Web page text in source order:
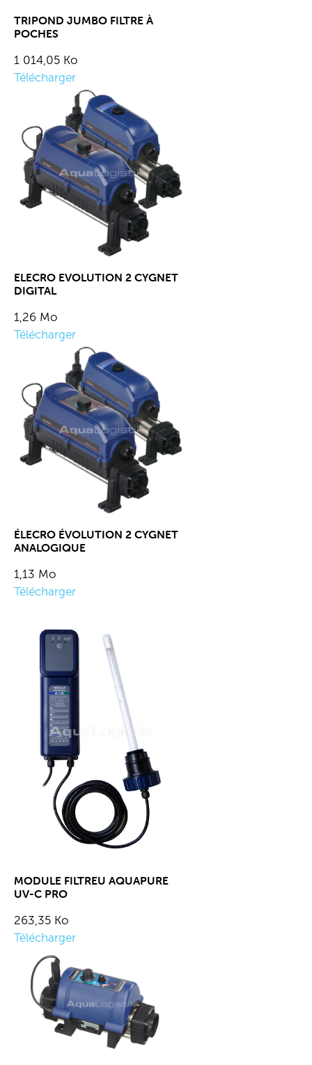
TRIPOND JUMBO FILTRE À
POCHES
1 014,05 Ko
Télécharger
ELECRO EVOLUTION 2 CYGNET
DIGITAL
1,26 Mo
Télécharger
ÉLECRO ÉVOLUTION 2 CYGNET
ANALOGIQUE
1,13 Mo
Télécharger
MODULE FILTREU AQUAPURE
UV-C PRO
263,35 Ko
Télécharger